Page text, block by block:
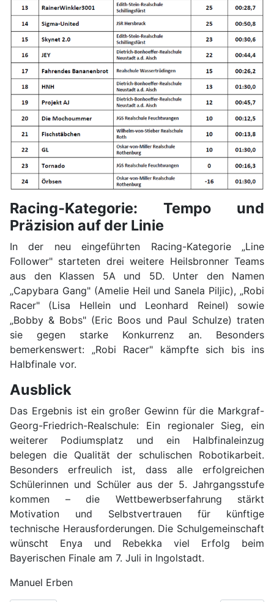
Racing‑Kategorie: Tempo und
Präzision auf der Linie
In der neu eingeführten Racing-Kategorie „Line
Follower" starteten drei weitere Heilsbronner Teams
aus den Klassen 5A und 5D. Unter den Namen
„Capybara Gang" (Amelie Heil und Sanela Piljic), „Robi
Racer" (Lisa Hellein und Leonhard Reinel) sowie
„Bobby & Bobs" (Eric Boos und Paul Schulze) traten
sie gegen starke Konkurrenz an. Besonders
bemerkenswert: „Robi Racer" kämpfte sich bis ins
Halbfinale vor.
Ausblick
Das Ergebnis ist ein großer Gewinn für die Markgraf-
Georg-Friedrich-Realschule: Ein regionaler Sieg, ein
weiterer Podiumsplatz und ein Halbfinaleinzug
belegen die Qualität der schulischen Robotikarbeit.
Besonders erfreulich ist, dass alle erfolgreichen
Schülerinnen und Schüler aus der 5. Jahrgangsstufe
kommen – die Wettbewerbserfahrung stärkt
Motivation und Selbstvertrauen für künftige
technische Herausforderungen. Die Schulgemeinschaft
wünscht Enya und Rebekka viel Erfolg beim
Bayerischen Finale am 7. Juli in Ingolstadt.
Manuel Erben